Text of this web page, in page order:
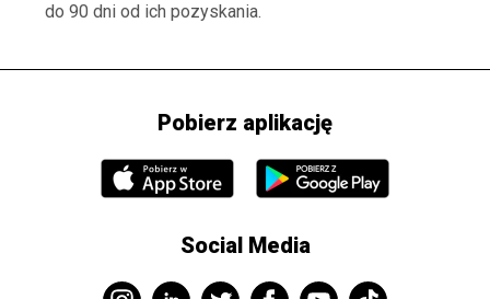
do 90 dni od ich pozyskania.
Pobierz aplikację
Social Media